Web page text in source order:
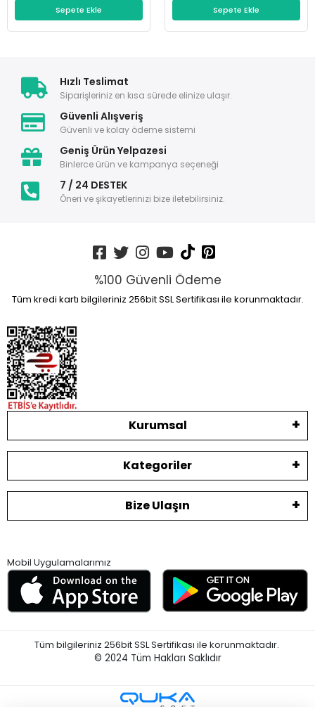
Sepete Ekle Sepete Ekle
Hızlı Teslimat
Siparişleriniz en kısa sürede elinize ulaşır.
Güvenli Alışveriş
Güvenli ve kolay ödeme sistemi
Geniş Ürün Yelpazesi
Binlerce ürün ve kampanya seçeneği
7 / 24 DESTEK
Öneri ve şikayetlerinizi bize iletebilirsiniz.
%100 Güvenli Ödeme
Tüm kredi kartı bilgileriniz 256bit SSL Sertifikası ile korunmaktadır.
Kurumsal
Kategoriler
Bize Ulaşın
Mobil Uygulamalarımız
Tüm bilgileriniz 256bit SSL Sertifikası ile korunmaktadır.
© 2024 Tüm Hakları Saklıdır